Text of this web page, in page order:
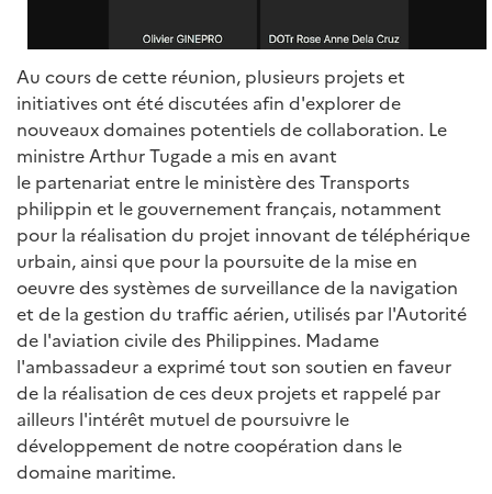
Au cours de cette réunion, plusieurs projets et
initiatives ont été discutées afin d'explorer de
nouveaux domaines potentiels de collaboration. Le
ministre Arthur Tugade a mis en avant
le partenariat entre le ministère des Transports
philippin et le gouvernement français, notamment
pour la réalisation du projet innovant de téléphérique
urbain, ainsi que pour la poursuite de la mise en
oeuvre des systèmes de surveillance de la navigation
et de la gestion du traffic aérien, utilisés par l'Autorité
de l'aviation civile des Philippines. Madame
l'ambassadeur a exprimé tout son soutien en faveur
de la réalisation de ces deux projets et rappelé par
ailleurs l'intérêt mutuel de poursuivre le
développement de notre coopération dans le
domaine maritime.